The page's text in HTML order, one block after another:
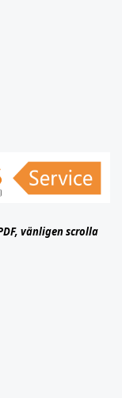
vänligen scrolla